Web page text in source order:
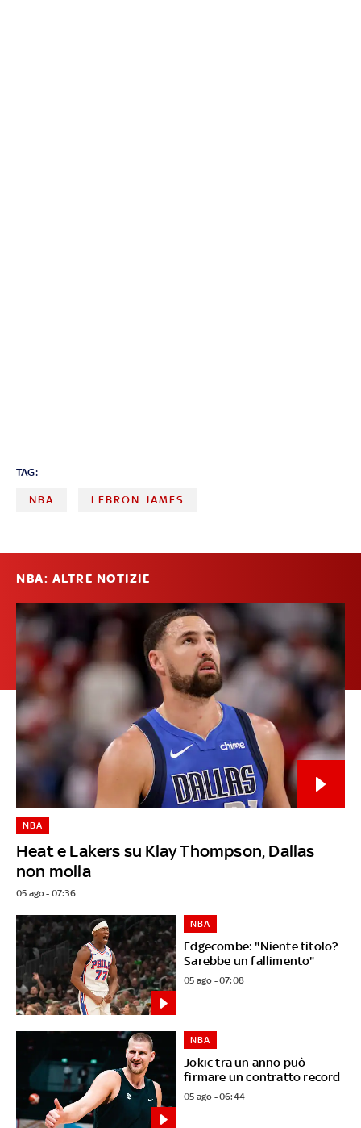
TAG:
NBA LEBRON JAMES
NBA: ALTRE NOTIZIE
Heat e Lakers su Klay Thompson, Dallas
non molla
NBA
05 ago - 07:36
Edgecombe: "Niente titolo?
Sarebbe un fallimento"
NBA
05 ago - 07:08
Jokic tra un anno può
firmare un contratto record
NBA
05 ago - 06:44